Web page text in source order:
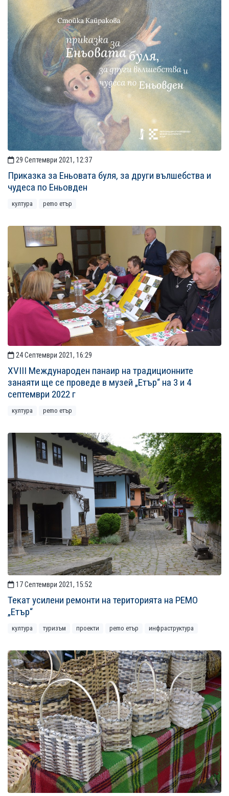
29 Септември 2021, 12:37
Приказка за Еньовата буля, за други вълшебства и
чудеса по Еньовден
култура рemo етър
24 Септември 2021, 16:29
XVIII Международен панаир на традиционните
занаяти ще се проведе в музей „Етър“ на 3 и 4
септември 2022 г
култура рemo етър
17 Септември 2021, 15:52
Текат усилени ремонти на територията на РЕМО
„Етър“
култура туризъм проекти рemo етър инфраструктура